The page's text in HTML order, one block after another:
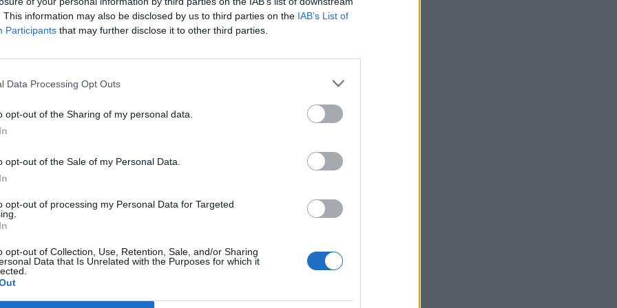
This information may also be disclosed by us to third parties on the IAB’s List of
Participants that may further disclose it to other third parties.
Data Processing Opt Outs
opt-out of the Sharing of my personal data.
opt-out of the Sale of my Personal Data.
opt-out of processing my Personal Data for Targeted
opt-out of Collection, Use, Retention, Sale, and/or Sharing
Data that Is Unrelated with the Purposes for which it
"A következő kormány várható gazdasági intézkedéseit ma még leginkább csak
hatással lesz a gazdasági szereplők döntéseit befolyásoló jövedelmi
Ez olyannyira igaz, hogy az új kormány megalakulása...
portfolio.hu hírarchívumához tartozik, melynek olvasása előfizetéses
cikkarchívum
elmúlt 2 év napon belüli
Előfizetés